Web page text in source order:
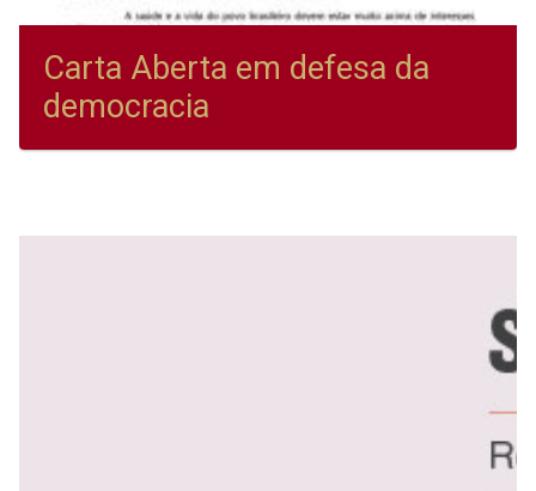
Carta Aberta em defesa da
democracia